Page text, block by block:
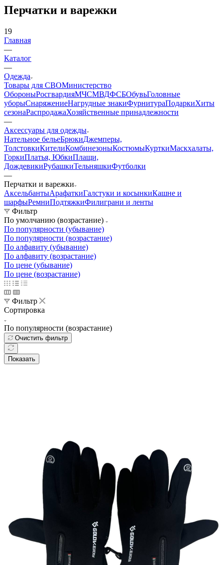
MAX
Перчатки и варежки
19
Главная
—
Каталог
—
Одежда
Товары для СВОМинистерство
ОбороныРосгвардияМЧСМВДФСБОбувьГоловные
уборыСнаряжениеНагрудные знаки
сезонаРаспродажаХозяйственные принадлежности
—
Аксессуары для одежды
Нательное бельеБрюкиДжемперы,
ТолстовкиКителиКомбинезоныКостюмыКуртки
ГоркиПлатья, ЮбкиПлащи,
ДождевикиРубашкиТельняшкиФутболки
—
Перчатки и варежки
АксельбантыАрафаткиГалстуки и косынки
шарфыРемниПодтяжкиФилиграни и ленты
Фильтр
По умолчанию (возрастание)
По популярности (убывание)
По популярности (возрастание)
По алфавиту (убывание)
По алфавиту (возрастание)
По цене (убывание)
По цене (возрастание)
Фильтр
Сортировка
По популярности (возрастание)
Очистить фильтр